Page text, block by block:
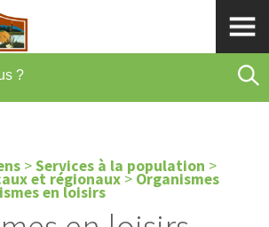
>Services à la population >
et régionaux > Organismes
en loisirs